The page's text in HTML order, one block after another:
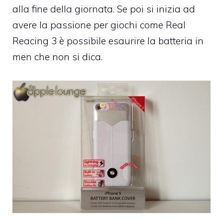
alla fine della giornata. Se poi si inizia ad
avere la passione per giochi come Real
Reacing 3 è possibile esaurire la batteria in
men che non si dica.